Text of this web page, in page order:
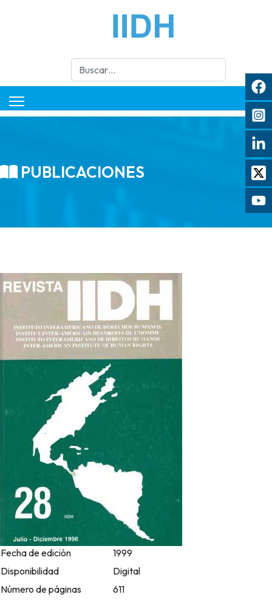
Buscar
PUBLICACIONES
Fecha de edición
1999
Disponibilidad
Digital
Número de páginas
611